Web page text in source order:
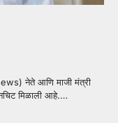
नेते आणि माजी मंत्री
मिळाली आहे.…